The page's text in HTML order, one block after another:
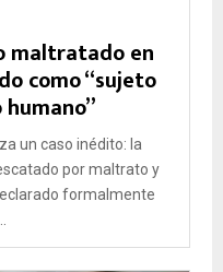
maltratado en
como “sujeto
un caso inédito: la
por maltrato y
formalmente